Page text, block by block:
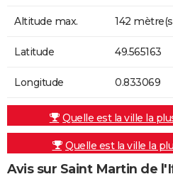
Altitude max. 142
Latitude 49.565163
Longitude 0.833069
Quelle est la ville la
Quelle est la ville la
Avis sur Saint Martin de